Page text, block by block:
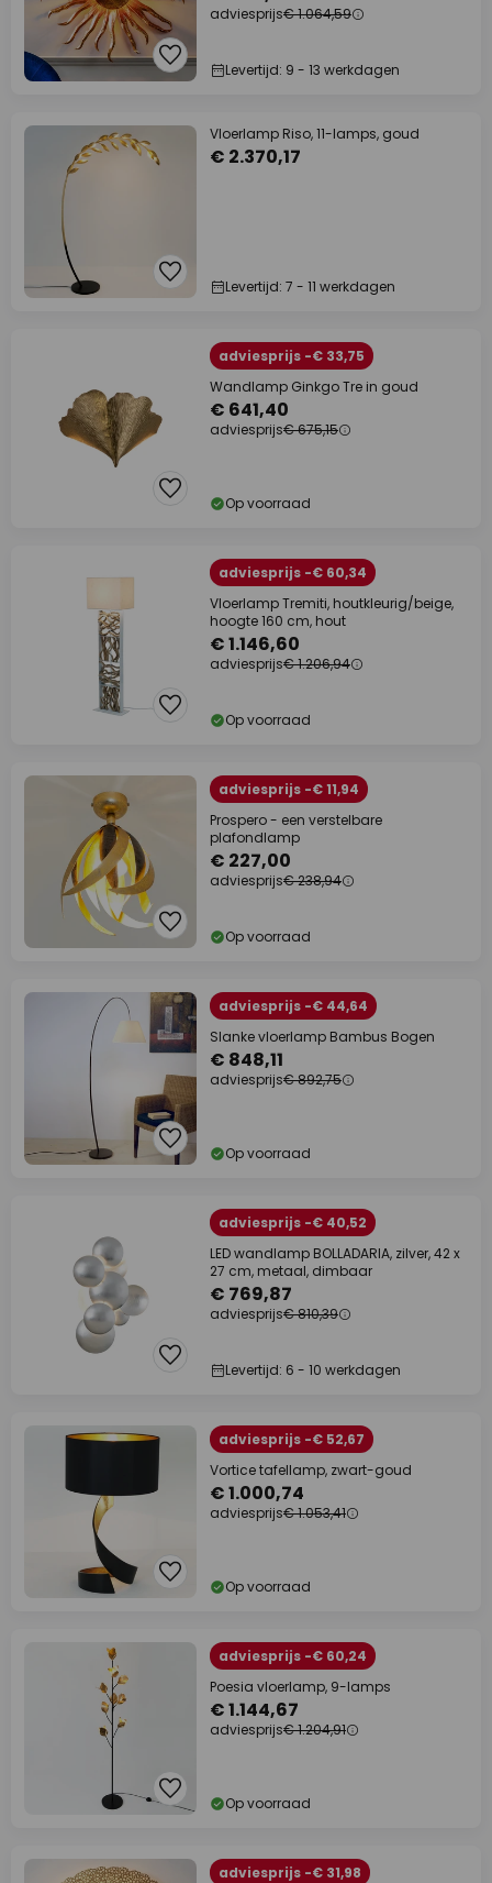
adviesprijs€ 1.064,59
Levertijd: 9 - 13 werkdagen
Vloerlamp Riso, 11-lamps, goud
€ 2.370,17
Levertijd: 7 - 11 werkdagen
adviesprijs -€ 33,75
Wandlamp Ginkgo Tre in goud
€ 641,40
adviesprijs€ 675,15
Op voorraad
adviesprijs -€ 60,34
Vloerlamp Tremiti, houtkleurig/beige,
hoogte 160 cm, hout
€ 1.146,60
adviesprijs€ 1.206,94
Op voorraad
adviesprijs -€ 11,94
Prospero - een verstelbare
plafondlamp
€ 227,00
adviesprijs€ 238,94
Op voorraad
adviesprijs -€ 44,64
Slanke vloerlamp Bambus Bogen
€ 848,11
adviesprijs€ 892,75
Op voorraad
adviesprijs -€ 40,52
LED wandlamp BOLLADARIA, zilver, 42 x
27 cm, metaal, dimbaar
€ 769,87
adviesprijs€ 810,39
Levertijd: 6 - 10 werkdagen
adviesprijs -€ 52,67
Vortice tafellamp, zwart-goud
€ 1.000,74
adviesprijs€ 1.053,41
Op voorraad
adviesprijs -€ 60,24
Poesia vloerlamp, 9-lamps
€ 1.144,67
adviesprijs€ 1.204,91
Op voorraad
adviesprijs -€ 31,98